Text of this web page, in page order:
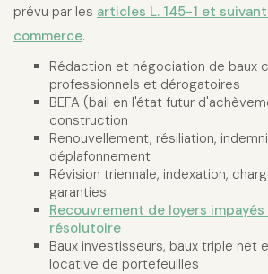
prévu par les articles L. 145-1 et
commerce.
Rédaction et négociation de baux
professionnels et dérogatoires
BEFA (bail en l'état futur
construction
Renouvellement, résiliation,
déplafonnement
Révision triennale, indexation,
garanties
Recouvrement de loyers
résolutoire
Baux investisseurs, baux triple net
locative de portefeuilles